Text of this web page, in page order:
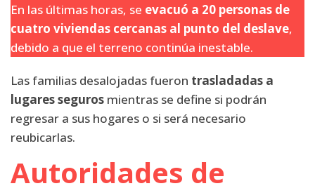
En las últimas horas, se evacuó a 20 personas de
cuatro viviendas cercanas al punto del deslave,
debido a que el terreno continúa inestable.
Las familias desalojadas fueron trasladadas a
lugares seguros mientras se define si podrán
regresar a sus hogares o si será necesario
reubicarlas.
Autoridades de